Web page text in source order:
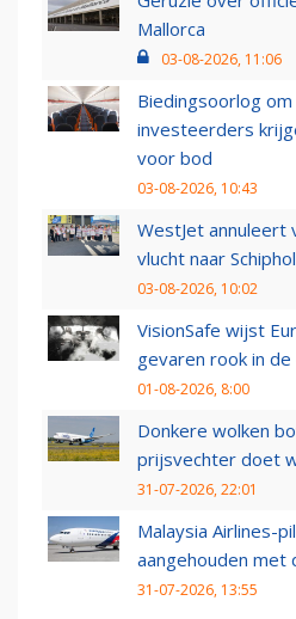
Mallorca
03-08-2026, 11:06
Biedingsoorlog
investeerders
voor bod
03-08-2026, 10:43
WestJet
vlucht naar Schiphol
03-08-2026, 10:02
VisionSafe wijst
gevaren rook in
01-08-2026, 8:00
Donkere wolken
prijsvechter doet
31-07-2026, 22:01
Malaysia Airlines-
aangehouden met
31-07-2026, 13:55